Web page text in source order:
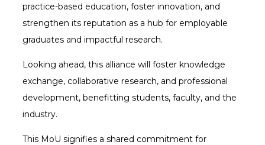
practice-based education, foster innovation, and
strengthen its reputation as a hub for employable
graduates and impactful research.
Looking ahead, this alliance will foster knowledge
exchange, collaborative research, and professional
development, benefitting students, faculty, and the
industry.
This MoU signifies a shared commitment for